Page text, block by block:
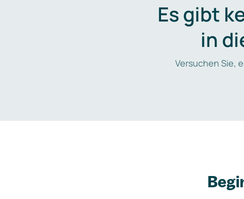
Es gibt
in
Versuchen Sie,